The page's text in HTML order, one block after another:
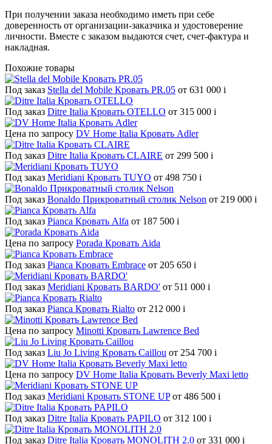
При получении заказа необходимо иметь при себе
доверенность от организации-заказчика и удостоверение
личности. Вместе с заказом выдаются счет, счет-фактура и
накладная.
Похожие товары
Под заказ Stella del Mobile Кровать PR.05 от 631 000 i
Под заказ Ditre Italia Кровать OTELLO от 315 000 i
Цена по запросу DV Home Italia Кровать Adler
Под заказ Ditre Italia Кровать CLAIRE от 299 500 i
Под заказ Meridiani Кровать TUYO от 498 750 i
Под заказ Bonaldo Прикроватный столик Nelson от 219 000 i
Под заказ Pianca Кровать Alfa от 187 500 i
Цена по запросу Porada Кровать Aida
Под заказ Pianca Кровать Embrace от 205 650 i
Под заказ Meridiani Кровать BARDO' от 511 000 i
Под заказ Pianca Кровать Rialto от 212 000 i
Цена по запросу Minotti Кровать Lawrence Bed
Под заказ Liu Jo Living Кровать Caillou от 254 700 i
Цена по запросу DV Home Italia Кровать Beverly Maxi letto
Под заказ Meridiani Кровать STONE UP от 486 500 i
Под заказ Ditre Italia Кровать PAPILO от 312 100 i
Под заказ Ditre Italia Кровать MONOLITH 2.0 от 331 000 i